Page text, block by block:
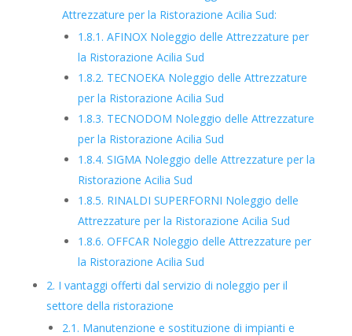
Attrezzature per la Ristorazione Acilia Sud:
1.8.1. AFINOX Noleggio delle Attrezzature per
la Ristorazione Acilia Sud
1.8.2. TECNOEKA Noleggio delle Attrezzature
per la Ristorazione Acilia Sud
1.8.3. TECNODOM Noleggio delle Attrezzature
per la Ristorazione Acilia Sud
1.8.4. SIGMA Noleggio delle Attrezzature per la
Ristorazione Acilia Sud
1.8.5. RINALDI SUPERFORNI Noleggio delle
Attrezzature per la Ristorazione Acilia Sud
1.8.6. OFFCAR Noleggio delle Attrezzature per
la Ristorazione Acilia Sud
2. I vantaggi offerti dal servizio di noleggio per il
settore della ristorazione
2.1. Manutenzione e sostituzione di impianti e